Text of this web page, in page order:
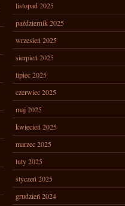
listopad 2025
październik 2025
wrzesień 2025
sierpień 2025
lipiec 2025
czerwiec 2025
maj 2025
kwiecień 2025
marzec 2025
luty 2025
styczeń 2025
grudzień 2024